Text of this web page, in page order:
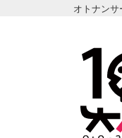
オトナン